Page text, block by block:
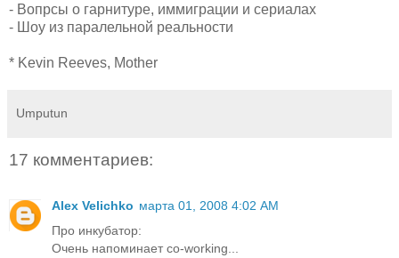
- Вопрсы о гарнитуре, иммиграции и сериалах
- Шоу из паралельной реальности
* Kevin Reeves, Mother
Umputun
17 комментариев:
Alex Velichko марта 01, 2008 4:02 AM
Про инкубатор:
Очень напоминает co-working...